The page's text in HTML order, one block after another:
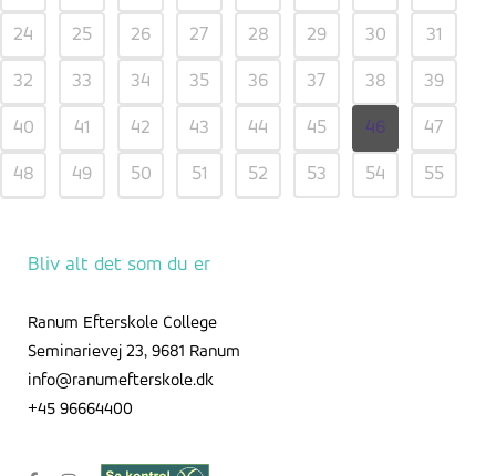
24 25 26 27 28 29 30 31
32 33 34 35 36 37 38 39
40 41 42 43 44 45 46 47
48 49 50 51 52 53 54 55
Bliv alt det som du er
Ranum Efterskole College
Seminarievej 23, 9681 Ranum
info@ranumefterskole.dk
+45 96664400